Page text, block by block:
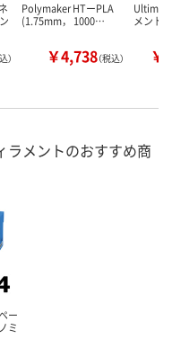
）
Polymaker HTーPLA
(1.75mm， 1000…
￥4,738（税込）
メント
￥
ラメントのおすすめ商
ー
ミ